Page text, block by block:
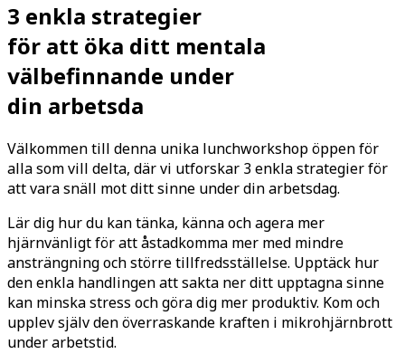
3 enkla strategier
för att öka ditt mentala
välbefinnande under
din arbetsda
Välkommen till denna unika lunchworkshop öppen för
alla som vill delta, där vi utforskar 3 enkla strategier för
att vara snäll mot ditt sinne under din arbetsdag.
Lär dig hur du kan tänka, känna och agera mer
hjärnvänligt för att åstadkomma mer med mindre
ansträngning och större tillfredsställelse. Upptäck hur
den enkla handlingen att sakta ner ditt upptagna sinne
kan minska stress och göra dig mer produktiv. Kom och
upplev själv den överraskande kraften i mikrohjärnbrott
under arbetstid.